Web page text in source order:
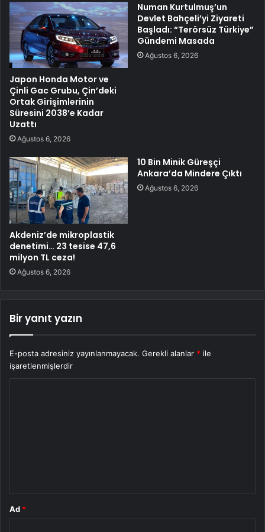
Japon Honda Motor ve
Çinli Gac Grubu, Çin’deki
Ortak Girişimlerinin
Süresini 2038’e Kadar
Uzattı
Ağustos 6, 2026
Numan Kurtulmuş’un
Devlet Bahçeli’yi Ziyareti
Başladı: “Terörsüz Türkiye”
Gündemi Masada
Ağustos 6, 2026
Akdeniz’de mikroplastik
denetimi… 23 tesise 47,6
milyon TL ceza!
Ağustos 6, 2026
10 Bin Minik Güreşçi
Ankara’da Mindere Çıktı
Ağustos 6, 2026
Bir yanıt yazın
E-posta adresiniz yayınlanmayacak. Gerekli alanlar * ile
işaretlenmişlerdir
Ad *